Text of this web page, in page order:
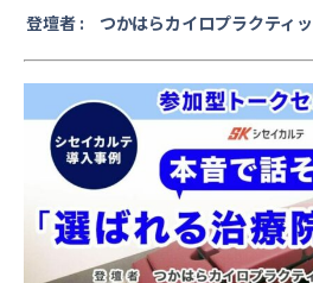
登壇者 :
つかはらカイロプラクティ